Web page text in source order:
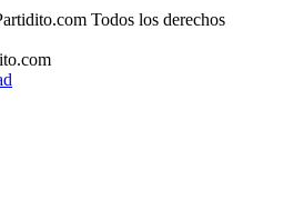
Todos los derechos